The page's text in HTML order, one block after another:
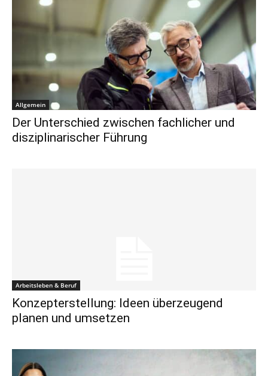
Allgemein
Der Unterschied zwischen fachlicher und
disziplinarischer Führung
Arbeitsleben & Beruf
Konzepterstellung: Ideen überzeugend
planen und umsetzen